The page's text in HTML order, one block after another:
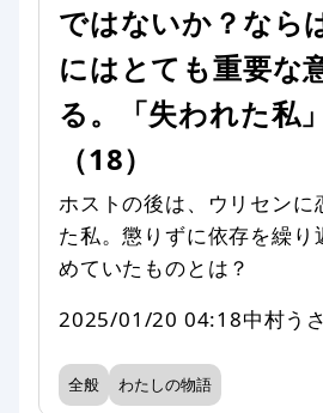
ではないか？なら
にはとても重要な
る。「失われた私
（18）
ホストの後は、ウリセンに
た私。懲りずに依存を繰り
めていたものとは？
2025/01/20 04:18中村う
全般 わたしの物語